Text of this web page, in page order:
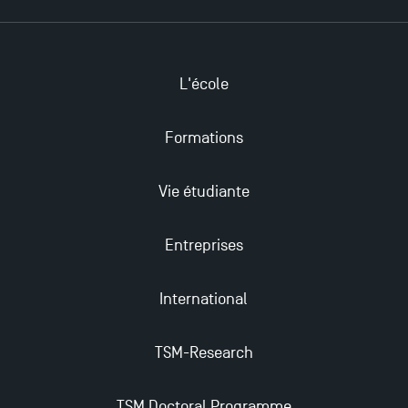
Les Masters de TSM récompensés au classement
L'école
Formations
Vie étudiante
Entreprises
International
TSM-Research